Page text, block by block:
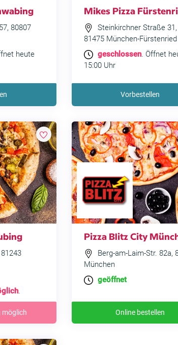
80807
heute
Mikes Pizza
Steinkirchner Straße 31,
81475 München-Fürstenried
geschlossen. Öffnet
15:00 Uhr
Vorbestellen
.
möglich
Pizza Blitz City
Berg-am-Laim-Str. 82a,
München
geöffnet
Online bestellen